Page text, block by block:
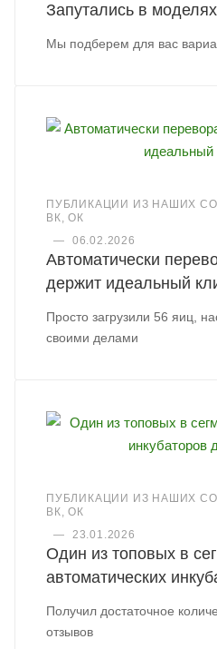
Запутались в
Мы подберем для вас
ПУБЛИКАЦИИ ИЗ НАШИХ
ВК, ОК
—
06.02.2026
Автоматически
держит идеальный
Просто загрузили 56 яиц,
своими делами
ПУБЛИКАЦИИ ИЗ НАШИХ
ВК, ОК
—
23.01.2026
Один из топовых в
автоматических
Получил достаточное
отзывов